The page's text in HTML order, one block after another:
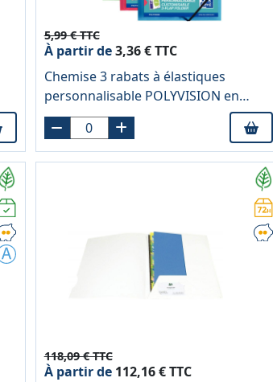
5,99 € TTC
À partir de3,36 € TTC
Chemise 3 rabats à élastiques
personnalisable POLYVISION en
polypropylène, coloris assortis
118,09 € TTC
À partir de112,16 € TTC